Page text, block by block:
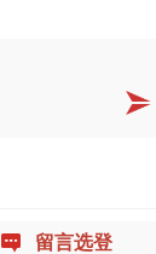
留言选登